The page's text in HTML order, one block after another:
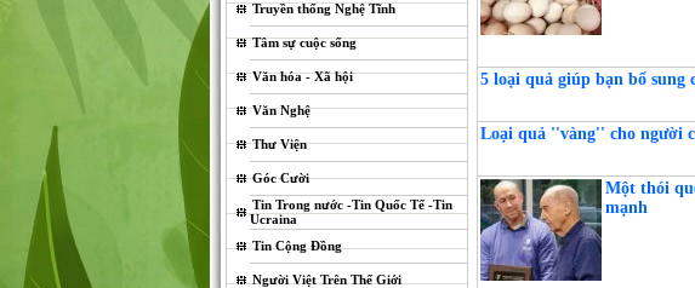
Truyền thống Nghệ Tĩnh
Tâm sự cuộc sống
Văn hóa - Xã hội
Văn Nghệ
Thư Viện
Góc Cười
Tin Trong nước -Tin Quốc Tế -Tin
Ucraina
Tin Cộng Đồng
Người Việt Trên Thế Giới
5 loại quả giúp bạn bổ sung
Loại quả ''vàng'' cho người
Một thói
mạnh